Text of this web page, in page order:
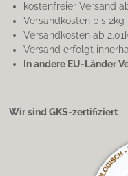
kostenfreier Versand
Versandkosten bis 2kg
Versandkosten ab
Versand erfolgt
In andere EU-Länder
Wir sind GKS-zertifiziert